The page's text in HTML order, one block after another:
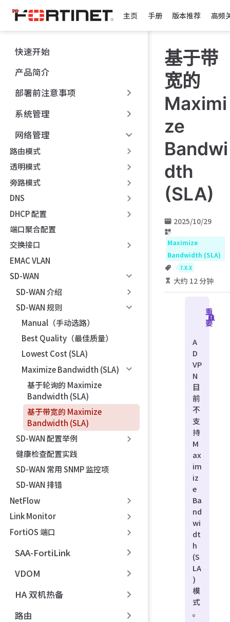
跳
至
主
內
容
主页 手册 版本推荐 高频
快速开始
产品简介
部署前注意事项
系统管理
网络管理
路由模式
透明模式
旁路模式
DNS
DHCP 配置
端口聚合配置
交换接口
EMAC VLAN
SD-WAN
SD-WAN 介绍
SD-WAN 规则
Manual（手动选路）
Best Quality（最佳质量）
Lowest Cost (SLA)
Maximize Bandwidth (SLA)
基于轮询的 Maximize
Bandwidth (SLA)
基于带宽的 Maximize
Bandwidth (SLA)
SD-WAN 配置举例
健康检查配置实践
SD-WAN 常用 SNMP 监控项
SD-WAN 排错
NetFlow
Link Monitor
FortiOS 端口
SAA-FortiLink
VDOM
HA 双机热备
路由
基于带
宽的
Maximi
ze
Bandwi
dth
(SLA)
2025/10/29
Maximize
Bandwidth (SLA)
7.X.X
大约 12 分钟
重
要
A
D
VP
N
目
前
不
支
持
M
ax
im
iz
e
Ba
nd
wi
dt
h
(S
LA
)
模
式
。